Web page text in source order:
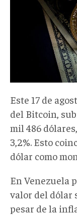
Este 17 de
del Bitcoin,
mil 486
3,2%. Esto
dólar como
En Venezuela
valor del dólar
pesar de la